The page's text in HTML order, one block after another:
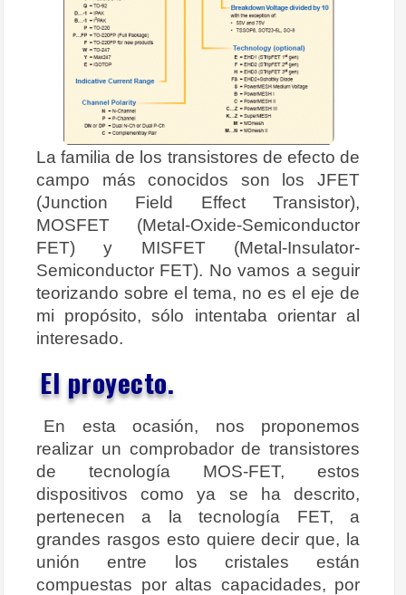
La familia de los transistores de efecto de
campo más conocidos son los JFET
(Junction Field Effect Transistor),
MOSFET (Metal-Oxide-Semiconductor
FET) y MISFET (Metal-Insulator-
Semiconductor FET). No vamos a seguir
teorizando sobre el tema, no es el eje de
mi propósito, sólo intentaba orientar al
interesado.
El proyecto.
En esta ocasión, nos proponemos
realizar un comprobador de transistores
de tecnología MOS-FET, estos
dispositivos como ya se ha descrito,
pertenecen a la tecnología FET, a
grandes rasgos esto quiere decir que, la
unión entre los cristales están
compuestas por altas capacidades, por